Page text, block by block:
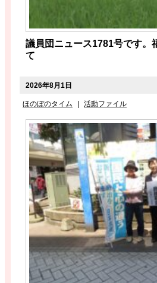
議員団ニュース1781号です。
て
2026年8月1日
ほのぼのタイム | 活動ファイル